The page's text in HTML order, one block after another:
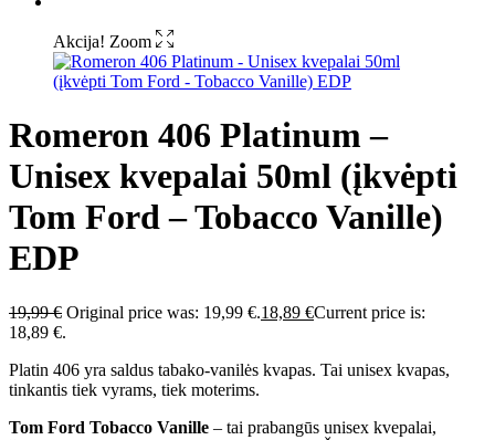
Akcija! Zoom
Romeron 406 Platinum –
Unisex kvepalai 50ml (įkvėpti
Tom Ford – Tobacco Vanille)
EDP
19,99€ Original price was: 19,99 €.18,89 €Current price is:
18,89 €.
Platin 406 yra saldus tabako-vanilės kvapas. Tai unisex kvapas,
tinkantis tiek vyrams, tiek moterims.
Tom Ford Tobacco Vanille – tai prabangūs unisex kvepalai,